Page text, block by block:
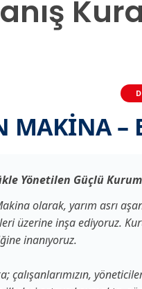
MAKİNA –
Yönetilen Güçlü
olarak, yarım asrı
üzerine inşa ediyoruz.
inanıyoruz.
çalışanlarımızın,